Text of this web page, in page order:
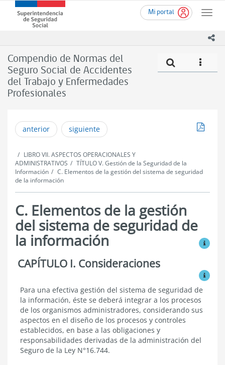
contenido
Mi portal
Toggle
Superintendencia
de
(SUSESO)
-
Gobierno
de
Chile
Compendio de Normas del
Seguro Social de Accidentes
del Trabajo y Enfermedades
Profesionales
icono
anterior siguiente
LIBRO VII. ASPECTOS OPERACIONALES Y
ADMINISTRATIVOS
TÍTULO V. Gestión de la Seguridad de la
Información
C. Elementos de la gestión del sistema de seguridad
de la información
C. Elementos de la gestión
del sistema de seguridad de
la información Ver
Elementos
de
gestión
del
sistema
de
seguridad
de
la
información
CAPÍTULO I. Consideraciones
Ver
Consideraciones
Para una efectiva gestión del sistema de seguridad de
la información, éste se deberá integrar a los procesos
de los organismos administradores, considerando sus
aspectos en el diseño de los procesos y controles
establecidos, en base a las obligaciones y
responsabilidades derivadas de la administración del
Seguro de la Ley N°16.744.